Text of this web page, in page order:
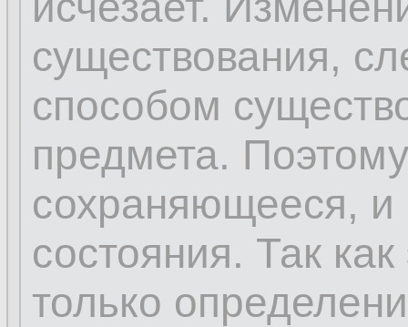
существования,
способом
предмета.
сохраняющееся, и
состояния. Так
только